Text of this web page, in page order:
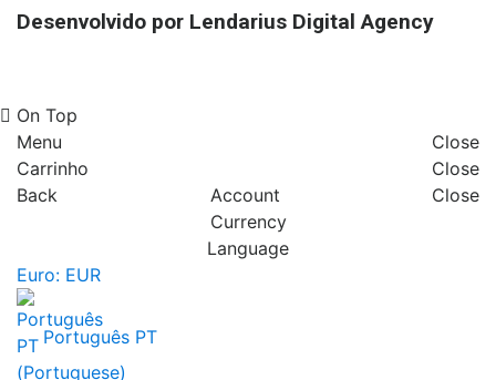
Desenvolvido por Lendarius Digital Agency
On Top
Menu
Close
Carrinho
Close
Back
Account
Close
Currency
Language
Euro: EUR
Português PT